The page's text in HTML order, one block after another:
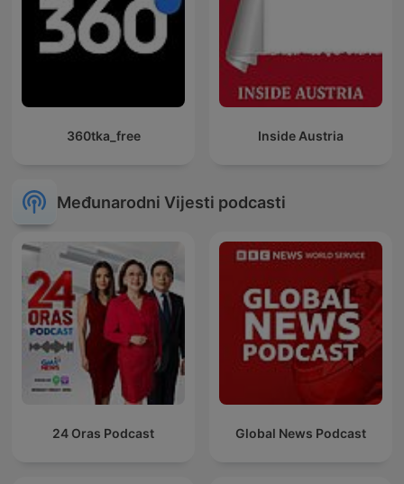
360tka_free Inside Austria
Međunarodni Vijesti podcasti
24 Oras Podcast Global News Podcast